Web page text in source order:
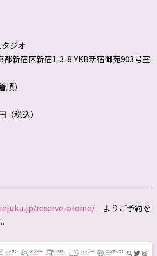
タジオ
新宿区新宿1-3-8 YKB新宿御苑903号室
順）
税込）
reserve-otome/ よりご予約を